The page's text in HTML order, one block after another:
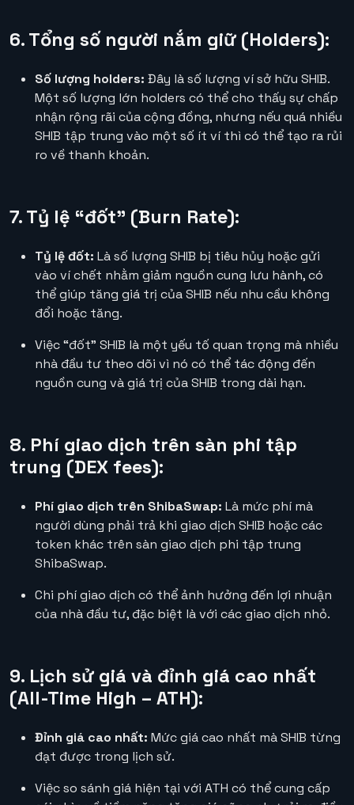
6. Tổng số người nắm giữ (Holders):
Số lượng holders: Đây là số lượng ví sở hữu SHIB.
Một số lượng lớn holders có thể cho thấy sự chấp
nhận rộng rãi của cộng đồng, nhưng nếu quá nhiều
SHIB tập trung vào một số ít ví thì có thể tạo ra rủi
ro về thanh khoản.
7. Tỷ lệ “đốt” (Burn Rate):
Tỷ lệ đốt: Là số lượng SHIB bị tiêu hủy hoặc gửi
vào ví chết nhằm giảm nguồn cung lưu hành, có
thể giúp tăng giá trị của SHIB nếu nhu cầu không
đổi hoặc tăng.
Việc “đốt” SHIB là một yếu tố quan trọng mà nhiều
nhà đầu tư theo dõi vì nó có thể tác động đến
nguồn cung và giá trị của SHIB trong dài hạn.
8. Phí giao dịch trên sàn phi tập
trung (DEX fees):
Phí giao dịch trên ShibaSwap: Là mức phí mà
người dùng phải trả khi giao dịch SHIB hoặc các
token khác trên sàn giao dịch phi tập trung
ShibaSwap.
Chi phí giao dịch có thể ảnh hưởng đến lợi nhuận
của nhà đầu tư, đặc biệt là với các giao dịch nhỏ.
9. Lịch sử giá và đỉnh giá cao nhất
(All-Time High – ATH):
Đỉnh giá cao nhất: Mức giá cao nhất mà SHIB từng
đạt được trong lịch sử.
Việc so sánh giá hiện tại với ATH có thể cung cấp